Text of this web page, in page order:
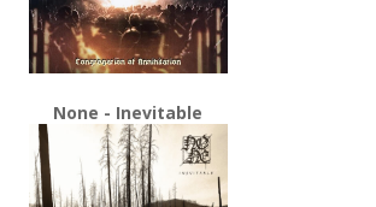
None - Inevitable